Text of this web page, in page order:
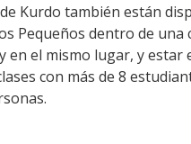
Kurdo también están
Pequeños dentro de una
en el mismo lugar, y
con más de 8